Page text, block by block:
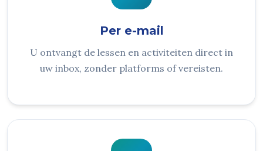
Per e-mail
U ontvangt de lessen en activiteiten direct in
uw inbox, zonder platforms of vereisten.